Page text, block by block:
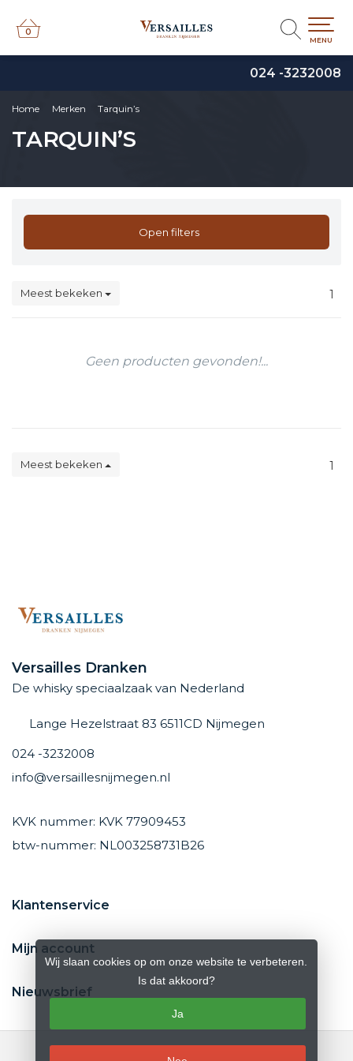
024 -3232008
0
0
MENU
Home Merken Tarquin’s
TARQUIN’S
Open filters
Meest bekeken 1
Geen producten gevonden!...
Meest bekeken 1
Versailles Dranken
De whisky speciaalzaak van Nederland
Lange Hezelstraat 83 6511CD Nijmegen
024 -3232008
info@versaillesnijmegen.nl
KVK nummer: KVK 77909453
btw-nummer: NL003258731B26
Klantenservice
Mijn account
Nieuwsbrief
Wij slaan cookies op om onze website te verbeteren.
Is dat akkoord?
Ja